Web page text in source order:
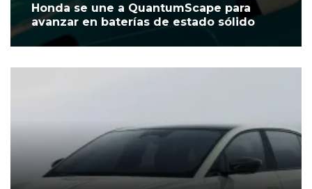
Honda se une a QuantumScape para
avanzar en baterías de estado sólido